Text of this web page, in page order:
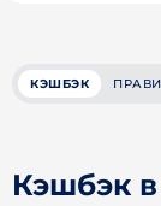
КЭШБЭК
Кэшбэк